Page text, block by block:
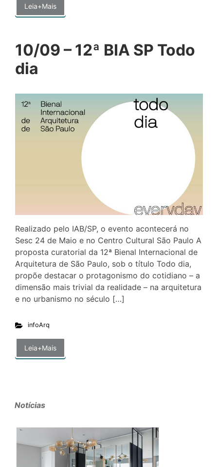
Leia+Mais
10/09 – 12ª BIA SP Todo
dia
Realizado pelo IAB/SP, o evento acontecerá no
Sesc 24 de Maio e no Centro Cultural São Paulo A
proposta curatorial da 12ª Bienal Internacional de
Arquitetura de São Paulo, sob o título Todo dia,
propõe destacar o protagonismo do cotidiano – a
dimensão mais trivial da realidade – na arquitetura
e no urbanismo no século […]
infoArq
Leia+Mais
Notícias